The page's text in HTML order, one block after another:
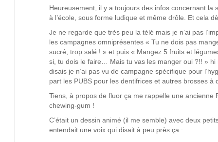
Heureusement, il y a toujours des infos concernant la
à l’école, sous forme ludique et même drôle. Et cela
Je ne regarde que très peu la télé mais je n’ai pas
les campagnes omniprésentes « Tu ne dois pas
sucré, trop salé ! » et puis « Mangez 5 fruits et
si, tu dois le faire… Mais tu vas les manger oui ?!! »
disais je n’ai pas vu de campagne spécifique pour
part les PUBS pour les dentifrices et autres brosses
Tiens, à propos de fluor ça me rappelle une ancienne
chewing-gum !
C’était un dessin animé (il me semble) avec deux
entendait une voix qui disait à peu près ça :